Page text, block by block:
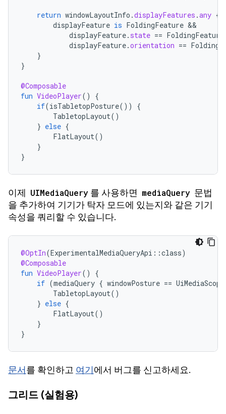
return windowLayoutInfo .displayFeatures .any {
displayFeature is FoldingFeature
displayFeature. state == FoldingFeature
displayFeature.orientation ==
}
}
@Composable
fun VideoPlayer()
{
if(isTabletopPosture())
{
TabletopLayout()
} else {
FlatLayout()
}
}
이제 UIMediaQuery 를 사용하면 mediaQuery 문법
을 추가하여 기기가 탁자 모드에 있는지와 같은 기기
속성을 쿼리할 수 있습니다.
@OptIn(ExperimentalMediaQueryApi ::class)
@Composable
fun VideoPlayer()
{
if (mediaQuery { windowPosture == UiMediaScope
TabletopLayout()
} else {
FlatLayout()
}
}
문서를 확인하고 여기에서 버그를 신고하세요.
그리드 (실험용)